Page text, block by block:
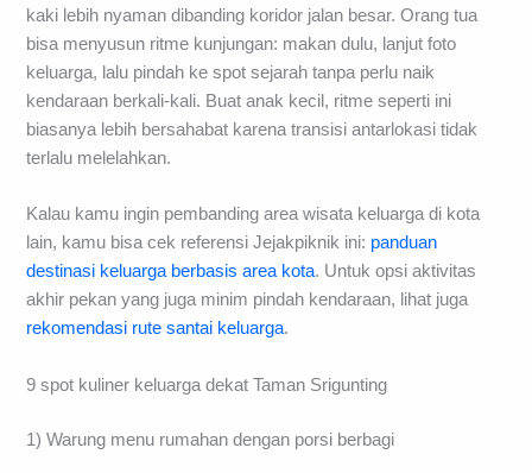
kaki lebih nyaman dibanding koridor jalan besar. Orang tua
bisa menyusun ritme kunjungan: makan dulu, lanjut foto
keluarga, lalu pindah ke spot sejarah tanpa perlu naik
kendaraan berkali-kali. Buat anak kecil, ritme seperti ini
biasanya lebih bersahabat karena transisi antarlokasi tidak
terlalu melelahkan.
Kalau kamu ingin pembanding area wisata keluarga di kota
lain, kamu bisa cek referensi Jejakpiknik ini: panduan
destinasi keluarga berbasis area kota. Untuk opsi aktivitas
akhir pekan yang juga minim pindah kendaraan, lihat juga
rekomendasi rute santai keluarga.
9 spot kuliner keluarga dekat Taman Srigunting
1) Warung menu rumahan dengan porsi berbagi